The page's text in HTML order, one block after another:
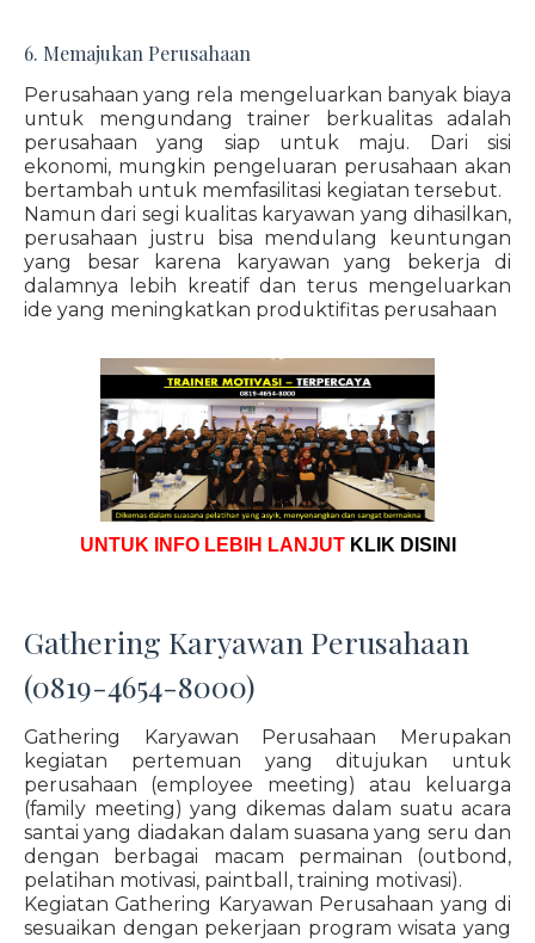
6. Memajukan Perusahaan
Perusahaan yang rela mengeluarkan banyak biaya
untuk mengundang trainer berkualitas adalah
perusahaan yang siap untuk maju. Dari sisi
ekonomi, mungkin pengeluaran perusahaan akan
bertambah untuk memfasilitasi kegiatan tersebut.
Namun dari segi kualitas karyawan yang dihasilkan,
perusahaan justru bisa mendulang keuntungan
yang besar karena karyawan yang bekerja di
dalamnya lebih kreatif dan terus mengeluarkan
ide yang meningkatkan produktifitas perusahaan
UNTUK INFO LEBIH LANJUT KLIK DISINI
Gathering Karyawan Perusahaan
(0819-4654-8000)
Gathering Karyawan Perusahaan Merupakan
kegiatan pertemuan yang ditujukan untuk
perusahaan (employee meeting) atau keluarga
(family meeting) yang dikemas dalam suatu acara
santai yang diadakan dalam suasana yang seru dan
dengan berbagai macam permainan (outbond,
pelatihan motivasi, paintball, training motivasi).
Kegiatan Gathering Karyawan Perusahaan yang di
sesuaikan dengan pekerjaan program wisata yang